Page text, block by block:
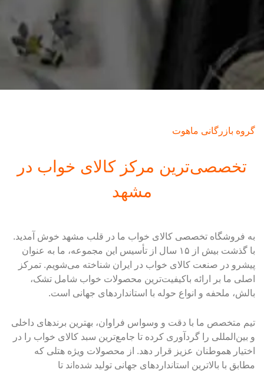
گروه بازرگانی ماهوت
تخصصی‌ترین مرکز کالای خواب در
مشهد
به فروشگاه تخصصی کالای خواب ما در قلب مشهد خوش آمدید.
با گذشت بیش از ۱۵ سال از تأسیس این مجموعه، ما به عنوان
پیشرو در صنعت کالای خواب در ایران شناخته می‌شویم. تمرکز
اصلی ما بر ارائه باکیفیت‌ترین محصولات خواب شامل تشک،
بالش، ملحفه و انواع حوله با استانداردهای جهانی است.
تیم متخصص ما با دقت و وسواس فراوان، بهترین برندهای داخلی
و بین‌المللی را گردآوری کرده تا جامع‌ترین سبد کالای خواب را در
اختیار هموطنان عزیز قرار دهد. از محصولات ویژه هتلی که
مطابق با بالاترین استانداردهای جهانی تولید شده‌اند تا